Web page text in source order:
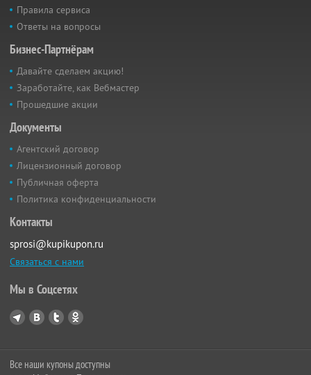
Правила сервиса
Ответы на вопросы
Бизнес-Партнёрам
Давайте сделаем акцию!
Заработайте, как Вебмастер
Прошедшие акции
Документы
Агентский договор
Лицензионный договор
Публичная оферта
Политика конфиденциальности
Контакты
sprosi@kupikupon.ru
Связаться с нами
Мы в Соцсетях
Все наши купоны доступны